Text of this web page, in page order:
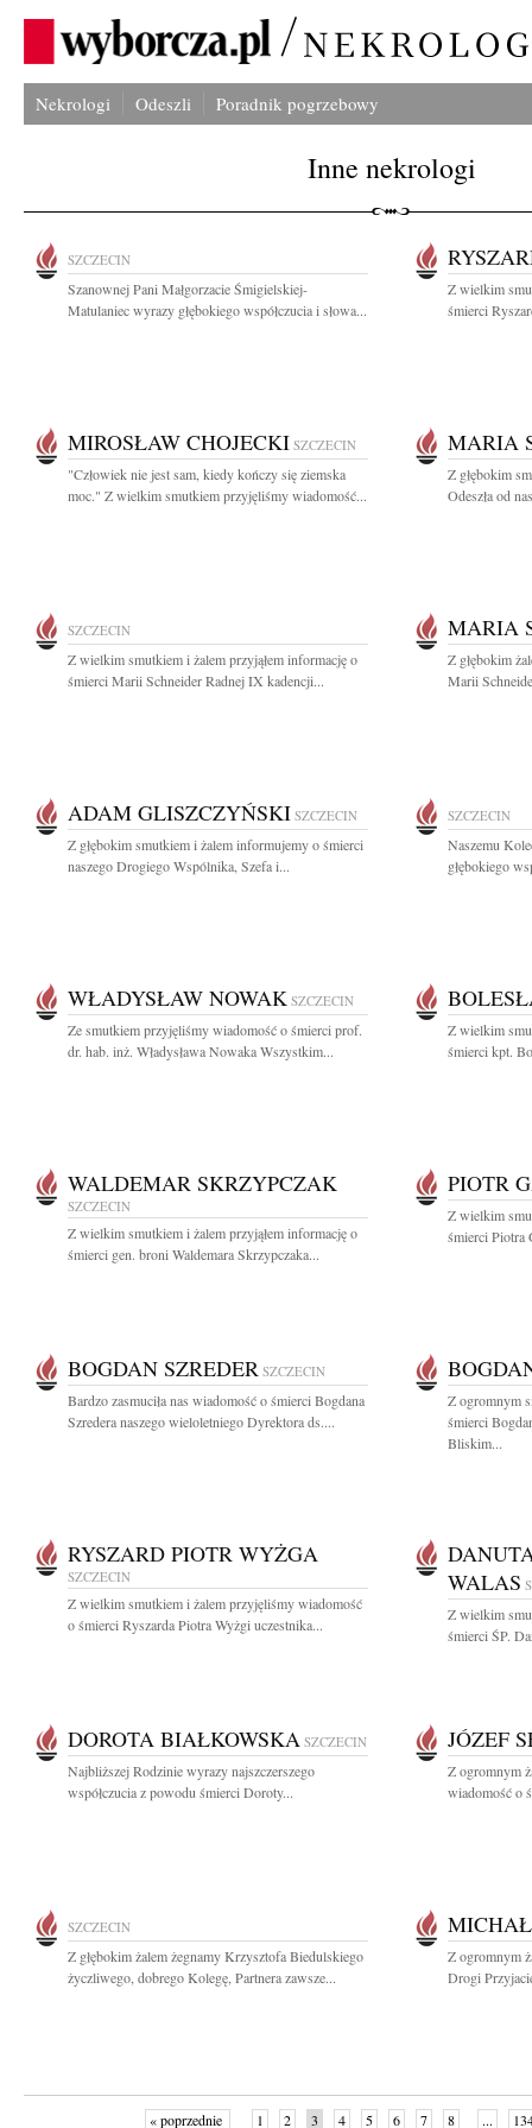
Nekrologi Odeszli Poradnik pogrzebowy
Inne nekrologi
SZCZECIN
Szanownej Pani Małgorzacie Śmigielskiej-
Matulaniec wyrazy głębokiego współczucia i słowa...
Z wielkim
śmierci
MIROSŁAW CHOJECKI SZCZECIN
"Człowiek nie jest sam, kiedy kończy się ziemska
moc." Z wielkim smutkiem przyjęliśmy wiadomość...
MARIA
Z głębokim
Odeszła od
SZCZECIN
Z wielkim smutkiem i żalem przyjąłem informację o
śmierci Marii Schneider Radnej IX kadencji...
MARIA
Z głębokim
Marii
ADAM GLISZCZYŃSKI SZCZECIN
Z głębokim smutkiem i żalem informujemy o śmierci
naszego Drogiego Wspólnika, Szefa i...
SZCZECIN
Naszemu
głębokiego
WŁADYSŁAW NOWAK SZCZECIN
Ze smutkiem przyjęliśmy wiadomość o śmierci prof.
dr. hab. inż. Władysława Nowaka Wszystkim...
Z wielkim
śmierci kpt.
WALDEMAR SKRZYPCZAK
SZCZECIN
Z wielkim smutkiem i żalem przyjąłem informację o
śmierci gen. broni Waldemara Skrzypczaka...
PIOTR
Z wielkim
śmierci Piotra
BOGDAN SZREDER SZCZECIN
Bardzo zasmuciła nas wiadomość o śmierci Bogdana
Szredera naszego wieloletniego Dyrektora ds....
Z ogromnym
śmierci
Bliskim...
RYSZARD PIOTR WYŻGA
SZCZECIN
Z wielkim smutkiem i żalem przyjęliśmy wiadomość
o śmierci Ryszarda Piotra Wyżgi uczestnika...
WALAS
Z wielkim
śmierci ŚP.
DOROTA BIAŁKOWSKA SZCZECIN
Najbliższej Rodzinie wyrazy najszczerszego
współczucia z powodu śmierci Doroty...
JÓZEF
Z ogromnym
wiadomość o
SZCZECIN
Z głębokim żalem żegnamy Krzysztofa Biedulskiego
życzliwego, dobrego Kolegę, Partnera zawsze...
Z ogromnym
Drogi
« poprzednie 1 2 3 4 5 6 7 8 ...